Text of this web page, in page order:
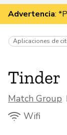
Advertencia:
Aplicaciones de
Tinder
Match Group
Wifi